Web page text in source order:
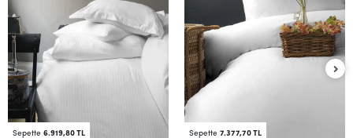
Sepette 6.919,80 TL Sepette 7.377,70 TL